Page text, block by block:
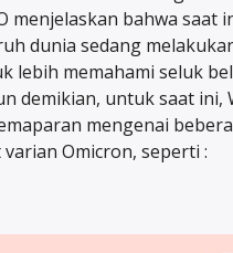
menjelaskan bahwa saat
dunia sedang
lebih memahami seluk
demikian, untuk saat ini,
mengenai
Omicron, seperti :